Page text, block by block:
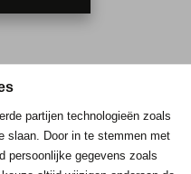
partijen technologieën zoals
slaan. Door in te stemmen met
persoonlijke gegevens zoals